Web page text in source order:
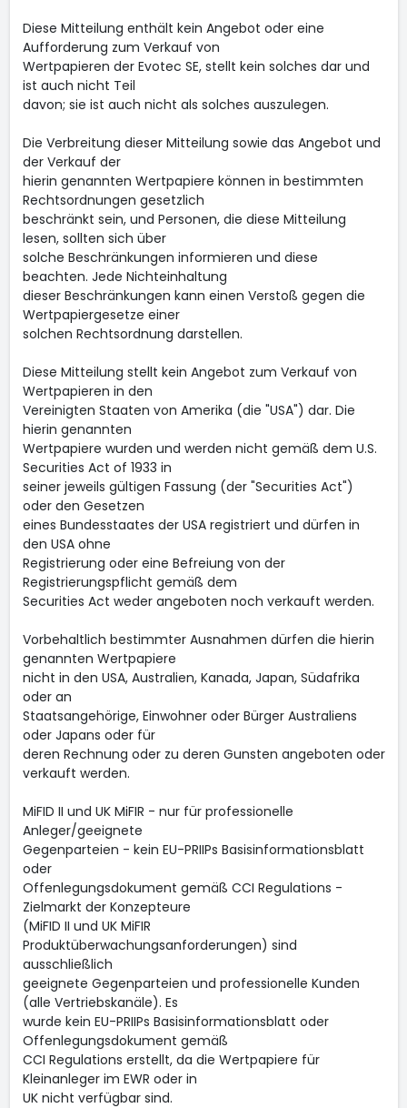
Diese Mitteilung enthält kein Angebot oder eine
Aufforderung zum Verkauf von
Wertpapieren der Evotec SE, stellt kein solches dar und
ist auch nicht Teil
davon; sie ist auch nicht als solches auszulegen.
Die Verbreitung dieser Mitteilung sowie das Angebot und
der Verkauf der
hierin genannten Wertpapiere können in bestimmten
Rechtsordnungen gesetzlich
beschränkt sein, und Personen, die diese Mitteilung
lesen, sollten sich über
solche Beschränkungen informieren und diese
beachten. Jede Nichteinhaltung
dieser Beschränkungen kann einen Verstoß gegen die
Wertpapiergesetze einer
solchen Rechtsordnung darstellen.
Diese Mitteilung stellt kein Angebot zum Verkauf von
Wertpapieren in den
Vereinigten Staaten von Amerika (die "USA") dar. Die
hierin genannten
Wertpapiere wurden und werden nicht gemäß dem U.S.
Securities Act of 1933 in
seiner jeweils gültigen Fassung (der "Securities Act")
oder den Gesetzen
eines Bundesstaates der USA registriert und dürfen in
den USA ohne
Registrierung oder eine Befreiung von der
Registrierungspflicht gemäß dem
Securities Act weder angeboten noch verkauft werden.
Vorbehaltlich bestimmter Ausnahmen dürfen die hierin
genannten Wertpapiere
nicht in den USA, Australien, Kanada, Japan, Südafrika
oder an
Staatsangehörige, Einwohner oder Bürger Australiens
oder Japans oder für
deren Rechnung oder zu deren Gunsten angeboten oder
verkauft werden.
MiFID II und UK MiFIR - nur für professionelle
Anleger/geeignete
Gegenparteien - kein EU-PRIIPs Basisinformationsblatt
oder
Offenlegungsdokument gemäß CCI Regulations -
Zielmarkt der Konzepteure
(MiFID II und UK MiFIR
Produktüberwachungsanforderungen) sind
ausschließlich
geeignete Gegenparteien und professionelle Kunden
(alle Vertriebskanäle). Es
wurde kein EU-PRIIPs Basisinformationsblatt oder
Offenlegungsdokument gemäß
CCI Regulations erstellt, da die Wertpapiere für
Kleinanleger im EWR oder in
UK nicht verfügbar sind.